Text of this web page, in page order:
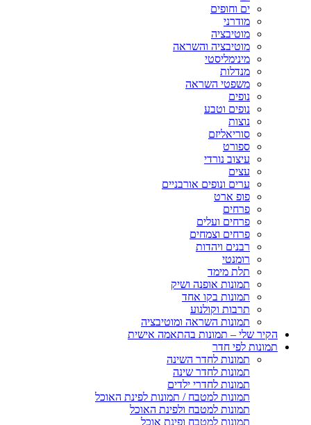
ים וחופים
מודרני
מוטיבציה
מוטיבציה והשראה
מינימליסטי
מנדלות
משפטי השראה
נופים
נופים וטבע
נוצות
סוריאליזם
ספורט
עיצוב נורדי
עצים
ערים ונופים אורבניים
פופ ארט
פרחים
פרחים ועלים
פרחים וצמחים
רבנים ויהדות
רומנטי
תלת מימד
תמונות אופנה ושיק
תמונות בקו אחד
תרבות וקולנוע
תמונות השראה ומוטיבציה
הקיר שלי – תמונות בהתאמה אישית
תמונות לפי חדר
תמונות לחדר השינה
תמונות לחדר שינה
תמונות לחדרי ילדים
תמונות למטבח / תמונות לפינת האוכל
תמונות למטבח ולפינת האוכל
תמונות למטבח ופינת אוכל